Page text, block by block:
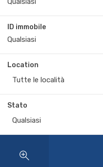
ID immobile
Location
Tutte le località
Stato
Qualsiasi